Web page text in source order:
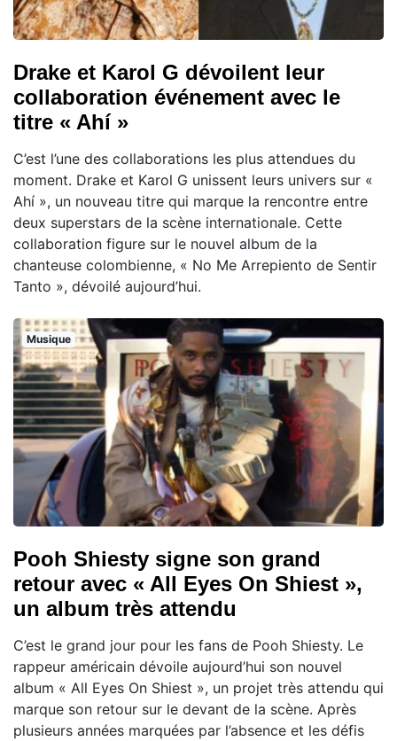
Drake et Karol G dévoilent leur
collaboration événement avec le
titre « Ahí »
C’est l’une des collaborations les plus attendues du
moment. Drake et Karol G unissent leurs univers sur «
Ahí », un nouveau titre qui marque la rencontre entre
deux superstars de la scène internationale. Cette
collaboration figure sur le nouvel album de la
chanteuse colombienne, « No Me Arrepiento de Sentir
Tanto », dévoilé aujourd’hui.
Musique
Pooh Shiesty signe son grand
retour avec « All Eyes On Shiest »,
un album très attendu
C’est le grand jour pour les fans de Pooh Shiesty. Le
rappeur américain dévoile aujourd’hui son nouvel
album « All Eyes On Shiest », un projet très attendu qui
marque son retour sur le devant de la scène. Après
plusieurs années marquées par l’absence et les défis